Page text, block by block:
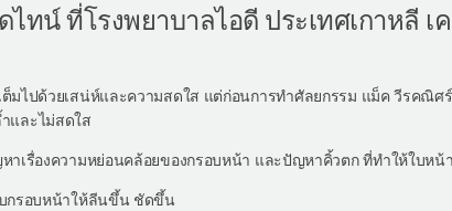
ทน์ ที่โรงพยาบาลไอดี ประเทศเกาหลี
ไปด้วยเสน่ห์และความสดใส แต่ก่อนการทำศัลยกรรม แม็ค วีรคณิศ
และไม่สดใส
เรื่องความหย่อนคล้อยของกรอบหน้า และปัญหาคิ้วตก ที่ทำให้ใบหน้
กรอบหน้าให้ลีนขึ้น ชัดขึ้น